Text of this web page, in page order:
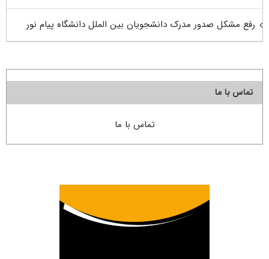
رفع مشکل صدور مدرک دانشجویان بین الملل دانشگاه پیام نور
تماس با ما
تماس با ما